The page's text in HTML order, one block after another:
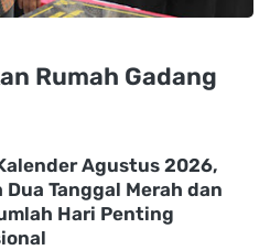
Rumah Gadang
Agustus 2026,
Dua Tanggal Merah dan
Hari Penting